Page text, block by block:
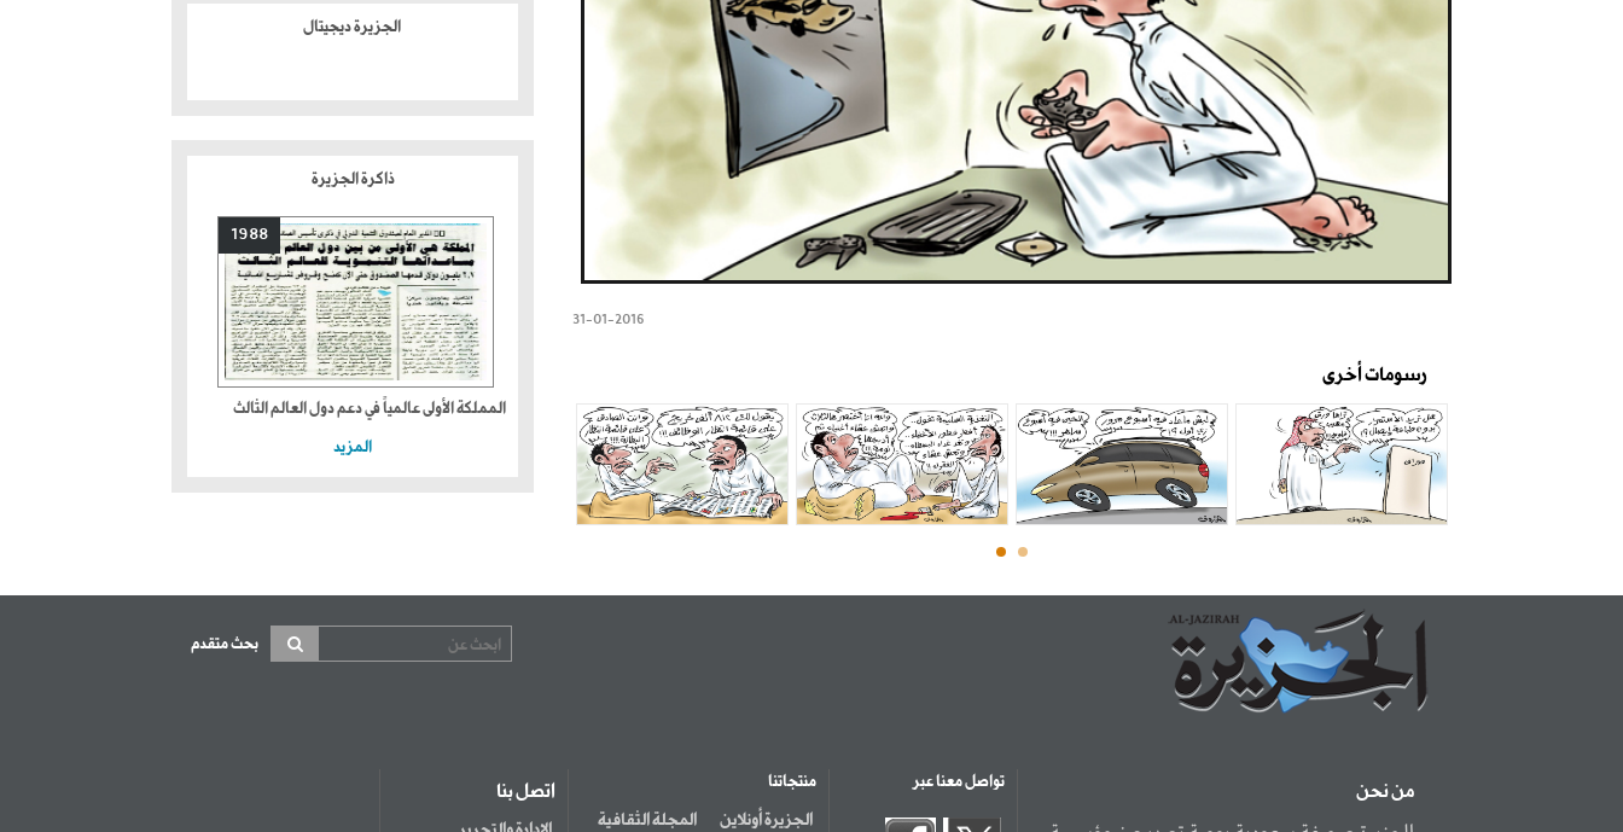
31-01-2016
رسومات أخرى
الجزيرة ديجيتال
ذاكرة الجزيرة
1988
المملكة الأولى عالمياً في دعم دول العالم الثالث
المزيد
بحث متقدم
من نحن
تواصل معنا عبر منتجاتنا
الجزيرة أونلاين المجلة الثقافية
اتصل بنا